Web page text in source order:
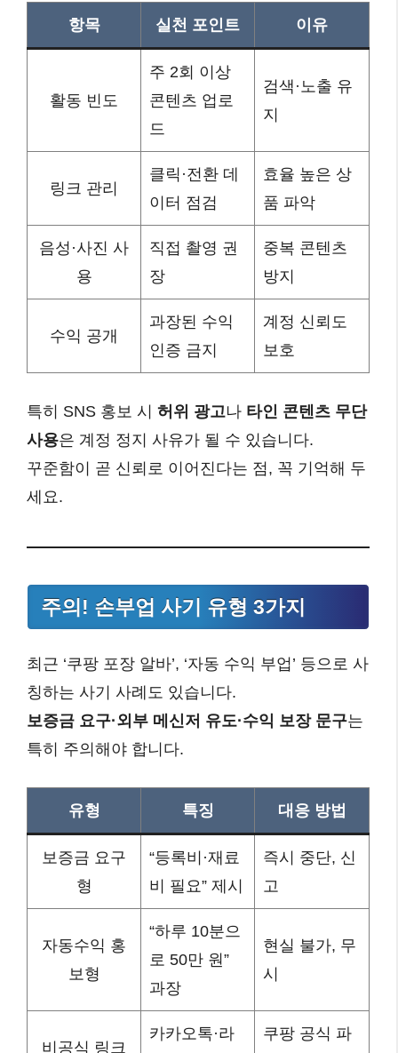
항목 실천 포인트 이유
활동 빈도
주 2회 이상
콘텐츠 업로
드
검색·노출 유
지
링크 관리
클릭·전환 데
이터 점검
효율 높은 상
품 파악
음성·사진 사
용
직접 촬영 권
장
중복 콘텐츠
방지
수익 공개
과장된 수익
인증 금지
계정 신뢰도
보호
특히 SNS 홍보 시 허위 광고나 타인 콘텐츠 무단
사용은 계정 정지 사유가 될 수 있습니다.
꾸준함이 곧 신뢰로 이어진다는 점, 꼭 기억해 두
세요.
주의! 손부업 사기 유형 3가지
최근 ‘쿠팡 포장 알바’, ‘자동 수익 부업’ 등으로 사
칭하는 사기 사례도 있습니다.
보증금 요구·외부 메신저 유도·수익 보장 문구는
특히 주의해야 합니다.
유형 특징 대응 방법
보증금 요구
형
“등록비·재료
비 필요” 제시
즉시 중단, 신
고
자동수익 홍
보형
“하루 10분으
로 50만 원”
과장
현실 불가, 무
시
비공식 링크
카카오톡·라
쿠팡 공식 파